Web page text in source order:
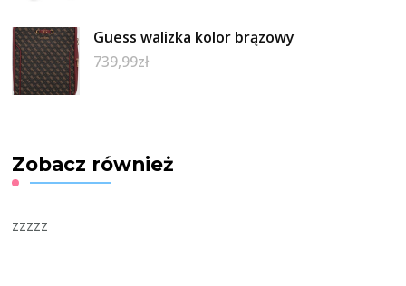
Guess walizka kolor brązowy
739,99zł
Zobacz również
zzzzz